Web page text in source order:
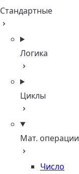
Стандартные
Логика
Циклы
Мат. операции
Число